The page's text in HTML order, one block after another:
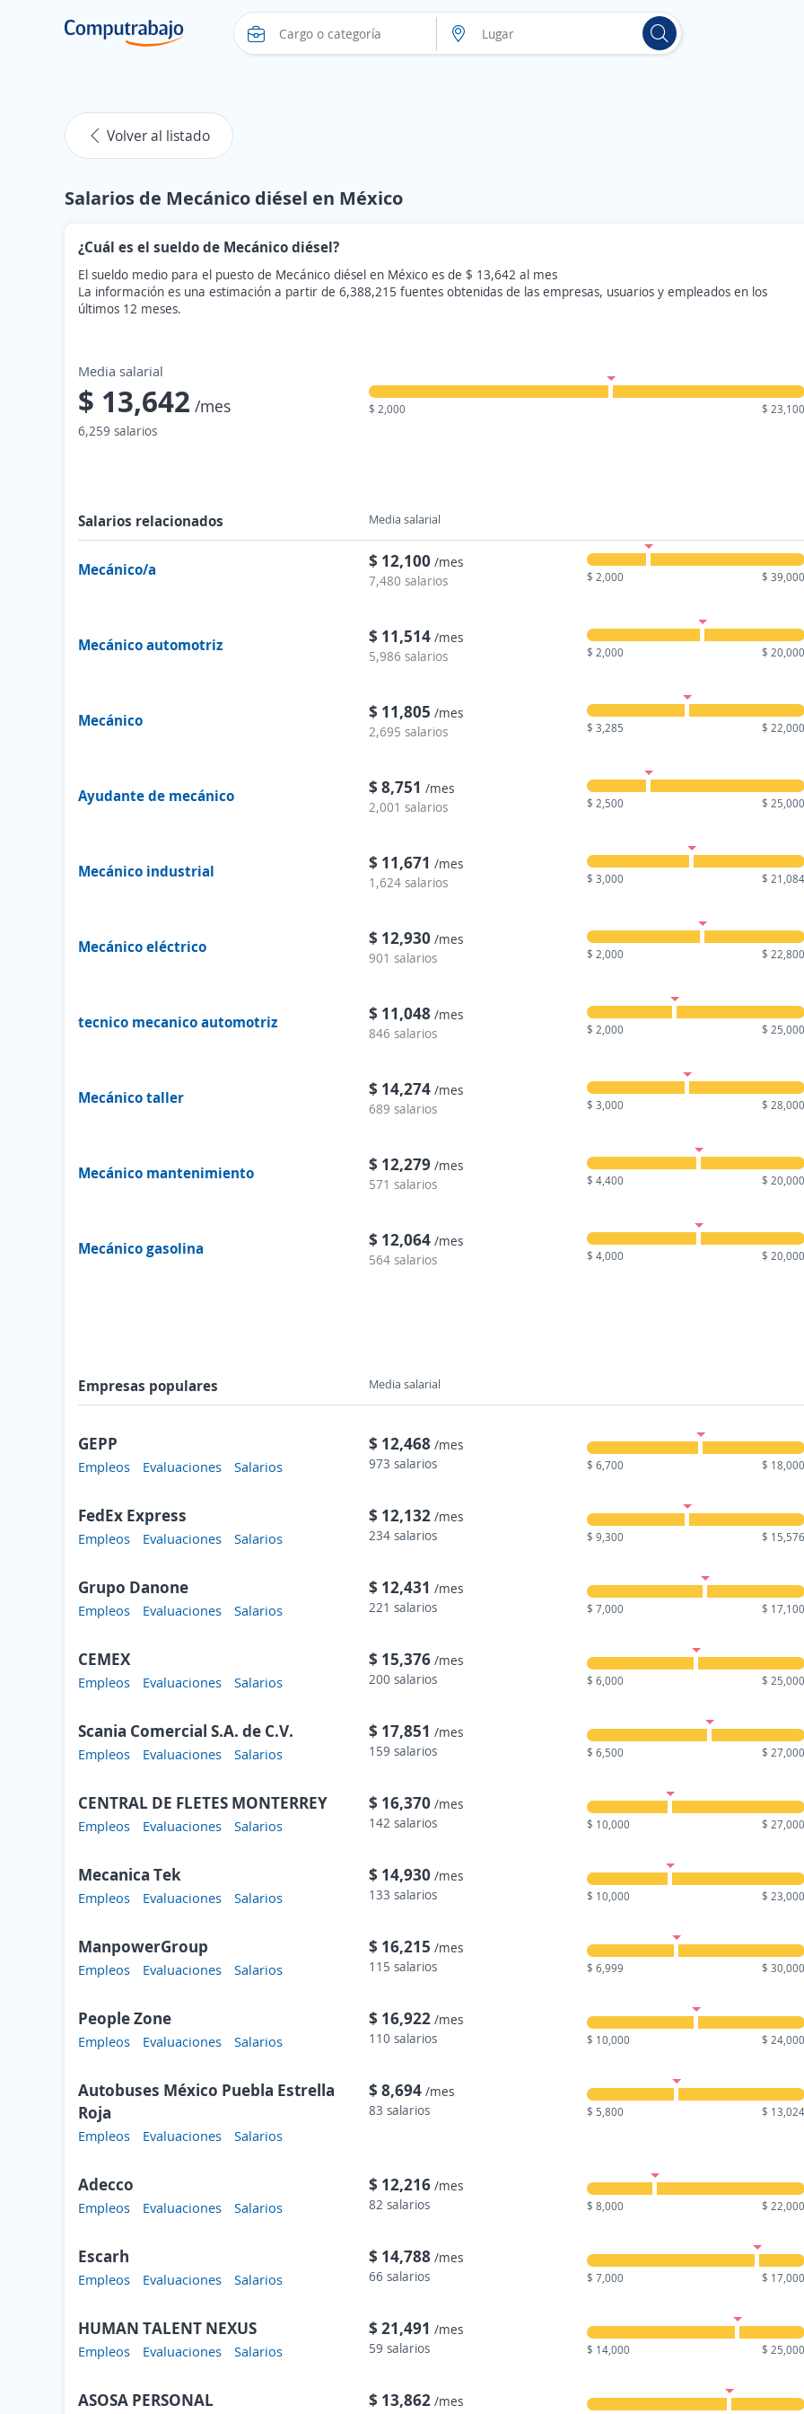
Volver al listado
Salarios de Mecánico diésel en México
¿Cuál es el sueldo de Mecánico diésel?
El sueldo medio para el puesto de Mecánico diésel en México es de $ 13,642 al mes
La información es una estimación a partir de 6,388,215 fuentes obtenidas de las empresas, usuarios y empleados en los
últimos 12 meses.
Media salarial
$ 13,642 /mes
6,259 salarios
$ 2,000 $ 23,100
Salarios relacionados Media salarial
Mecánico/a $ 12,100 /mes
7,480 salarios
$ 2,000 $ 39,000
Mecánico automotriz $ 11,514 /mes
5,986 salarios
$ 2,000 $ 20,000
Mecánico $ 11,805 /mes
2,695 salarios
$ 3,285 $ 22,000
Ayudante de mecánico $ 8,751 /mes
2,001 salarios
$ 2,500 $ 25,000
Mecánico industrial $ 11,671 /mes
1,624 salarios
$ 3,000 $ 21,084
Mecánico eléctrico $ 12,930 /mes
901 salarios
$ 2,000 $ 22,800
tecnico mecanico automotriz $ 11,048 /mes
846 salarios
$ 2,000 $ 25,000
Mecánico taller $ 14,274 /mes
689 salarios
$ 3,000 $ 28,000
Mecánico mantenimiento $ 12,279 /mes
571 salarios
$ 4,400 $ 20,000
Mecánico gasolina $ 12,064 /mes
564 salarios
$ 4,000 $ 20,000
Empresas populares Media salarial
GEPP
Empleos Evaluaciones Salarios
$ 12,468 /mes
973 salarios
$ 6,700 $ 18,000
FedEx Express
Empleos Evaluaciones Salarios
$ 12,132 /mes
234 salarios
$ 9,300 $ 15,576
Grupo Danone
Empleos Evaluaciones Salarios
$ 12,431 /mes
221 salarios
$ 7,000 $ 17,100
CEMEX
Empleos Evaluaciones Salarios
$ 15,376 /mes
200 salarios
$ 6,000 $ 25,000
Scania Comercial S.A. de C.V.
Empleos Evaluaciones Salarios
$ 17,851 /mes
159 salarios
$ 6,500 $ 27,000
CENTRAL DE FLETES MONTERREY
Empleos Evaluaciones Salarios
$ 16,370 /mes
142 salarios
$ 10,000 $ 27,000
Mecanica Tek
Empleos Evaluaciones Salarios
$ 14,930 /mes
133 salarios
$ 10,000 $ 23,000
ManpowerGroup
Empleos Evaluaciones Salarios
$ 16,215 /mes
115 salarios
$ 6,999 $ 30,000
People Zone
Empleos Evaluaciones Salarios
$ 16,922 /mes
110 salarios
$ 10,000 $ 24,000
Autobuses México Puebla Estrella
Roja
Empleos Evaluaciones Salarios
$ 8,694 /mes
83 salarios
$ 5,800 $ 13,024
Adecco
Empleos Evaluaciones Salarios
$ 12,216 /mes
82 salarios
$ 8,000 $ 22,000
Escarh
Empleos Evaluaciones Salarios
$ 14,788 /mes
66 salarios
$ 7,000 $ 17,000
HUMAN TALENT NEXUS
Empleos Evaluaciones Salarios
$ 21,491 /mes
59 salarios
$ 14,000 $ 25,000
ASOSA PERSONAL $ 13,862 /mes